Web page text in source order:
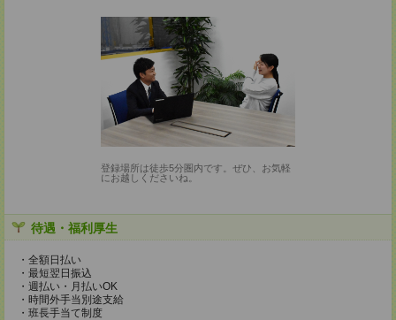
登録場所は徒歩5分圏内です。ぜひ、お気軽
にお越しくださいね。
待遇・福利厚生
・全額日払い
・最短翌日振込
・週払い・月払いOK
・時間外手当別途支給
・班長手当て制度